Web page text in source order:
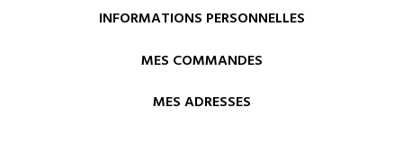
INFORMATIONS PERSONNELLES
MES COMMANDES
MES ADRESSES